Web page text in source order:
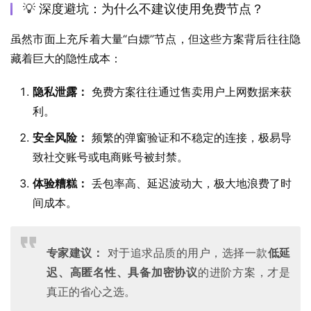
💡 深度避坑：为什么不建议使用免费节点？
虽然市面上充斥着大量“白嫖”节点，但这些方案背后往往隐
藏着巨大的隐性成本：
隐私泄露： 免费方案往往通过售卖用户上网数据来获
利。
安全风险： 频繁的弹窗验证和不稳定的连接，极易导
致社交账号或电商账号被封禁。
体验糟糕： 丢包率高、延迟波动大，极大地浪费了时
间成本。
专家建议： 对于追求品质的用户，选择一款低延
迟、高匿名性、具备加密协议的进阶方案，才是
真正的省心之选。